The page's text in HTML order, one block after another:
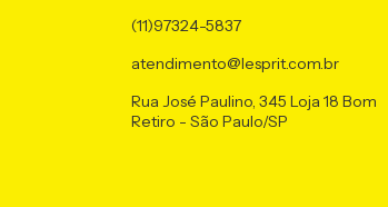
(11)97324-5837
atendimento@lesprit.com.br
Rua José Paulino, 345 Loja 18 Bom
Retiro - São Paulo/SP